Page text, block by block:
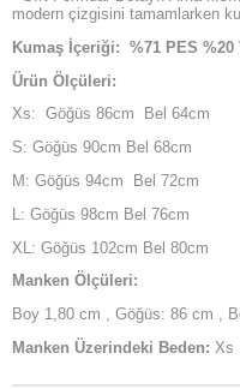
modern çizgisini tamamlarken
Kumaş İçeriği: %71 PES %20
Ürün Ölçüleri:
Xs: Göğüs 86cm Bel 64cm
S: Göğüs 90cm Bel 68cm
M: Göğüs 94cm Bel 72cm
L: Göğüs 98cm Bel 76cm
XL: Göğüs 102cm Bel 80cm
Manken Ölçüleri:
Boy 1,80 cm , Göğüs: 86 cm ,
Manken Üzerindeki Beden: Xs